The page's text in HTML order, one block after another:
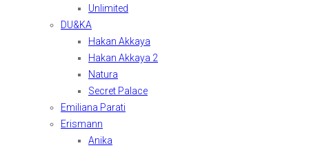
Unlimited
DU&KA
Hakan Akkaya
Hakan Akkaya 2
Natura
Secret Palace
Emiliana Parati
Erismann
Anika